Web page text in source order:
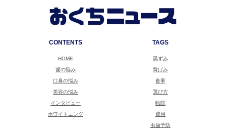
CONTENTS
HOME
歯の悩み
口臭の悩み
美容の悩み
インタビュー
ホワイトニング
TAGS
黒ずみ
黄ばみ
食事
選び方
転院
費用
虫歯予防